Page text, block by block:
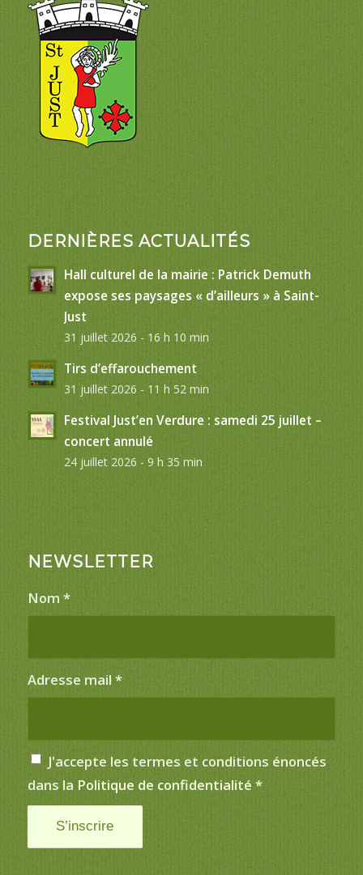
DERNIÈRES ACTUALITÉS
Hall culturel de la mairie : Patrick Demuth
expose ses paysages « d’ailleurs » à Saint-
Just
31 juillet 2026 - 16 h 10 min
Tirs d’effarouchement
31 juillet 2026 - 11 h 52 min
Festival Just’en Verdure : samedi 25 juillet –
concert annulé
24 juillet 2026 - 9 h 35 min
NEWSLETTER
Nom *
Adresse mail *
J'accepte les termes et conditions énoncés
dans la Politique de confidentialité *